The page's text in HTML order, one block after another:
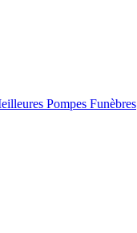
Pompes Funèbres